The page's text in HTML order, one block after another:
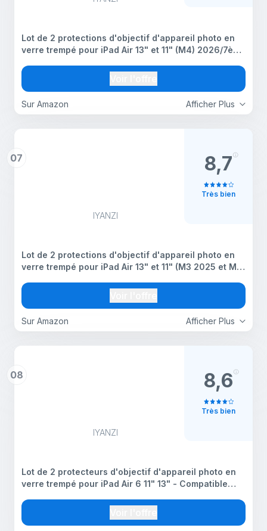
Afficher Plus
Sur Amazon
Lot de 2 protections d'objectif d'appareil photo en
verre trempé pour iPad Air 13" et 11" (M4) 2026/7ème
11e A16, iPad Mini 7/Mini 6, iPad Air 2020/2022, iPad
10e
07
IYANZI
Afficher Plus
Sur Amazon
Lot de 2 protections d'objectif d'appareil photo en
verre trempé pour iPad Air 13" et 11" (M3 2025 et M2
iPad Mini 7/Mini 6, iPad Air 2020/2022, iPad 10e
génération - Starlight
8,7
Très bien
08
IYANZI
Lot de 2 protecteurs d'objectif d'appareil photo en
verre trempé pour iPad Air 6 11" 13" - Compatible
2020/2022, nouvel accessoire iPad - Argent
8,6
Très bien